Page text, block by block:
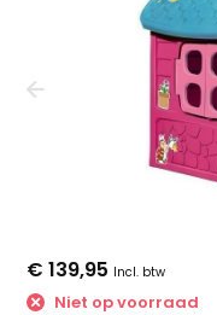
€ 139,95 Incl. btw
Niet op voorraad